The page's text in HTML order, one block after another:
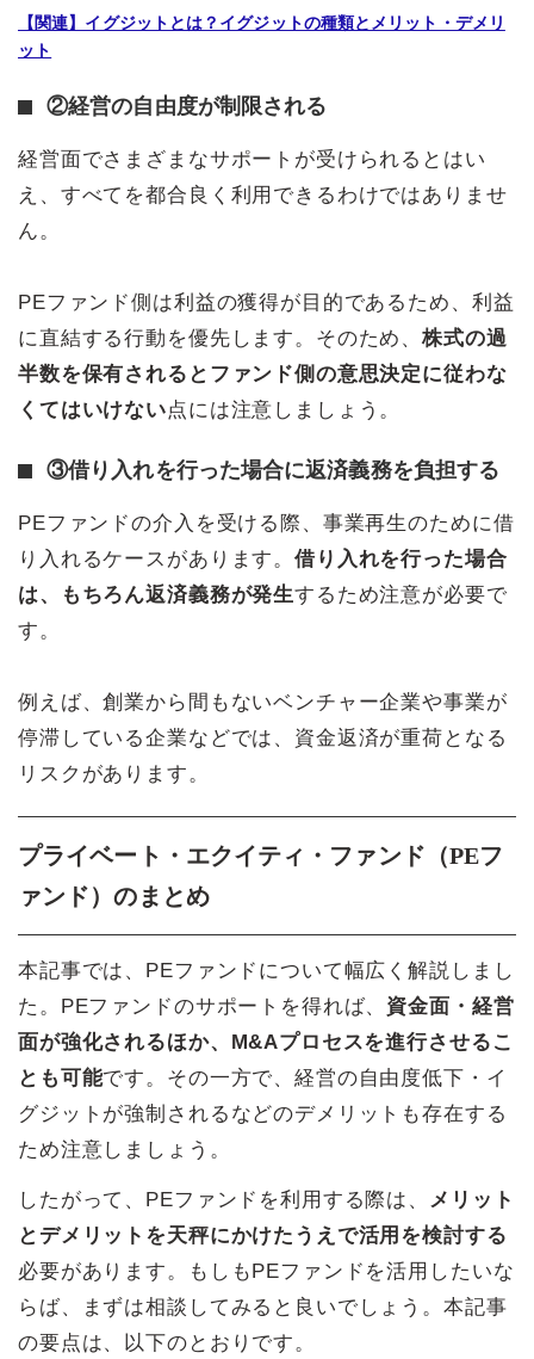
【関連】イグジットとは？イグジットの種類とメリット・デメリ
ット
②経営の自由度が制限される
経営面でさまざまなサポートが受けられるとはい
え、すべてを都合良く利用できるわけではありませ
ん。
PEファンド側は利益の獲得が目的であるため、利益
に直結する行動を優先します。そのため、株式の過
半数を保有されるとファンド側の意思決定に従わな
くてはいけない点には注意しましょう。
③借り入れを行った場合に返済義務を負担する
PEファンドの介入を受ける際、事業再生のために借
り入れるケースがあります。借り入れを行った場合
は、もちろん返済義務が発生するため注意が必要で
す。
例えば、創業から間もないベンチャー企業や事業が
停滞している企業などでは、資金返済が重荷となる
リスクがあります。
プライベート・エクイティ・ファンド（PEフ
ァンド）のまとめ
本記事では、PEファンドについて幅広く解説しまし
た。PEファンドのサポートを得れば、 資金面・経営
面が強化されるほか、M&Aプロセスを進行させるこ
とも可能です。その一方で、経営の自由度低下・イ
グジットが強制されるなどのデメリットも存在する
ため注意しましょう。
したがって、PEファンドを利用する際は、
メリット
とデメリットを天秤にかけたうえで活用を検討する
必要があります。もしもPEファンドを活用したいな
らば、まずは相談してみると良いでしょう。本記事
の要点は、以下のとおりです。